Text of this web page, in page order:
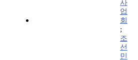
사
업
회
;
조
선
민